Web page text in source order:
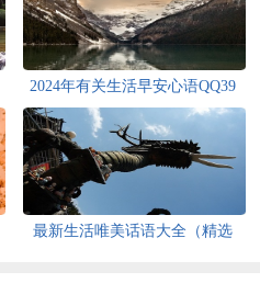
2024年有关生活早安心语QQ39
最新生活唯美话语大全（精选